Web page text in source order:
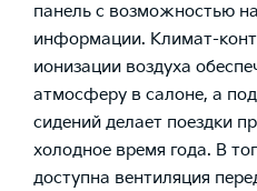
панель с возможностью
информации. Климат-
ионизации воздуха
атмосферу в салоне, а
сидений делает поездки
холодное время года. В
доступна вентиляция